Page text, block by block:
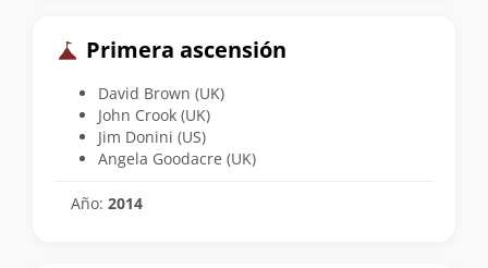
Primera ascensión
David Brown (UK)
John Crook (UK)
Jim Donini (US)
Angela Goodacre (UK)
Año: 2014